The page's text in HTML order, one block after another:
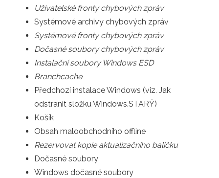
Uživatelské fronty chybových zpráv
Systémové archivy chybových zpráv
Systémové fronty chybových zpráv
Dočasné soubory chybových zpráv
Instalační soubory Windows ESD
Branchcache
Předchozí instalace Windows (viz. Jak
odstranit složku Windows.STARÝ)
Košík
Obsah maloobchodního offline
Rezervovat kopie aktualizačního balíčku
Dočasné soubory
Windows dočasné soubory